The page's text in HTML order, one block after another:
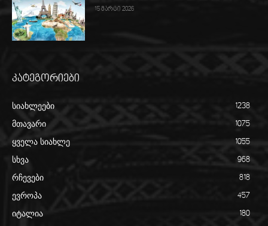
15 მარტი 2026
კატეგორიები
სიახლეები 1238
მთავარი 1075
ყველა სიახლე 1055
სხვა 968
რჩევები 818
ევროპა 457
იტალია 180